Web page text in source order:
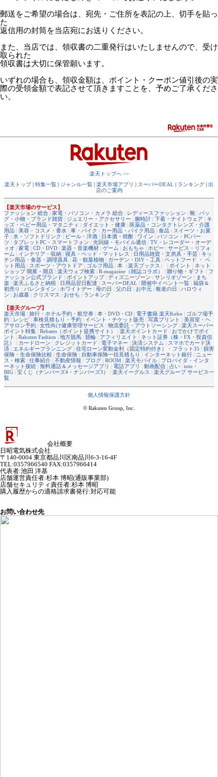
郵送をご希望の場合は、宛先・ご住所を表記の上、切手を貼っ
た
返信用の封筒を当店宛にお送りください。
また、当店では、領収書の二重発行はいたしませんので、受け
取られた
領収書は大切に保管願います。
いずれの場合も、領収金額は、ポイント・クーポン値引後の実
際の受領金額で表記させて頂きますことを、予めご了承くださ
い。
楽天トップへ >>
楽天トップ| 特集一覧 | ジャンル一覧 | 楽天市場アプリ | スーパーDEAL | ランキング | 出
店のご案内
【楽天市場のサービス】
ファッション 総合 | 家電・パソコン・カメラ 総合 | レディースファッション | 靴 | バッ
グ・小物・ブランド雑貨 | ジュエリー・アクセサリー | 腕時計 | 下着・ナイトウェア | キ
ッズ・ベビー用品・マタニティ | ダイエット・健康 | 医薬品・コンタクトレンズ・介護
用品 | 美容・コスメ・香水 | 車・バイク | カー用品・バイク用品 | 食品 | スイーツ・お菓
子 | 水・ソフトドリンク | ビール・洋酒 | 日本酒・焼酎 | ワイン | パソコン・PCパー
ツ | タブレットPC・スマートフォン | 光回線・モバイル通信 | TV・レコーダー・オーデ
ィオ | 家電 | CD・DVD | 楽器・音楽機材 | ゲーム | おもちゃ | ホビー | サービス・リフォ
ーム | インテリア・収納 | 寝具・ベッド・マットレス | 日用品雑貨・文房具・手芸 | キッ
チン用品・食器・調理器具 | 花・観葉植物 | ガーデン・DIY・工具 | ペットフード ・ ペ
ット用品 | スポーツ・アウトドア | ゴルフ用品 | 本 （楽天ブックス ） | ポイント | ネット
ショップ 開業・開店 | 楽天ウェブ検索 | R-magazine（雑誌コラボ） | 贈り物・ギフト | フ
ァッション公式ブランド | ポイントアップ| ディズニーゾーン | サンリオゾーン | まち
楽 | 楽天ふるさと納税 | 日用品翌日配達 | スーパーDEAL | 開催中イベント一覧 | 福袋＆
初売り | バレンタイン | ホワイトデー | 母の日 | 父の日 | お中元 | 敬老の日 | ハロウィ
ン | お歳暮 | クリスマス | おせち | ランキング
【楽天グループ】
楽天市場 | 旅行・ホテル予約・航空券 | 本・DVD・CD | 電子書籍 楽天Kobo | ゴルフ場予
約 | レシピ | 車検見積もり・予約 | イベント・チケット販売 | 写真プリント | 美容室・ヘ
アサロン予約 | 女性向け健康管理サービス | 物流委託・アウトソーシング | 楽天スーパー
ポイント特集 | Rebates（ポイント提携サイト） | 楽天ポイントカード | おでかけでポイ
ント | Rakuten Fashion | 地方競馬 | 競輪 | アフィリエイト | ネット証券（株・FX・投資信
託）
| カードローン | クレジットカード | 電子マネー | 決済システム | スマホでカード決
済 | エネルギープランニング | 住宅ローン変動金利（固定特約付き）・フラット35 | 損害
保険・生命保険比較 | 生命保険 | 自動車保険一括見積もり | インターネット銀行 | ニュー
ス・検索 | 仕事紹介 | 不動産情報 | ブログ | ROOM | 楽天モバイル | プロバイダ・インタ
ーネット接続 | 無料通話＆メッセージアプリ | 電話アプリ | 動画配信 | 占い | toto・
BIG | 宝くじ（ナンバーズ4・ナンバーズ3） | 楽天イーグルス | 楽天グループ サービス一
覧
個人情報保護方針
© Rakuten Group, Inc.
会社概要
日昭電気株式会社
〒140-0004 東京都品川区南品川6-3-16-4F
TEL:0357966540 FAX:0357966414
代表者:池田 洋基
店舗運営責任者:杉本 博昭(通販事業部)
店舗セキュリティ責任者:杉本 博昭
購入履歴からの適格請求書発行:対応可能
お問い合わせ先